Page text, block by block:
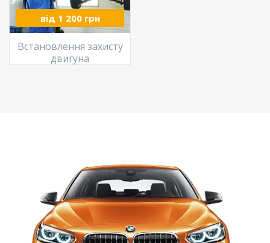
від 1 200 грн
Встановлення захисту
двигуна